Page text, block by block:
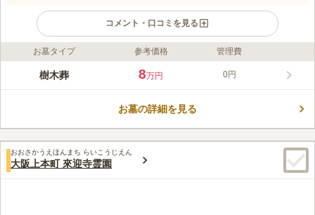
コメント・口コミを見る
ライフドット編集部のコメント
大阪市天王寺区に位置する歴史ある禅寺「齢延寺」が提供する樹
本堂前のプレミア樹木葬はしだれ桜をシンボルとし、格式と自然
境はお墓参りにも適しています。
口コミ評価
この霊園はまだ誰からも評価されていません。
お墓タイプ 参考価格 管理費
樹木葬 8万円 0円
お墓の詳細を見る
おおさかうえほんまち らいこうじえん
大阪上本町 來迎寺霊園